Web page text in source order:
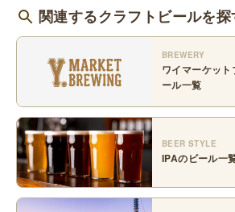
関連するクラフトビールを探
BREWERY
ワイマーケッ
ール一覧
BEER STYLE
IPAのビール一